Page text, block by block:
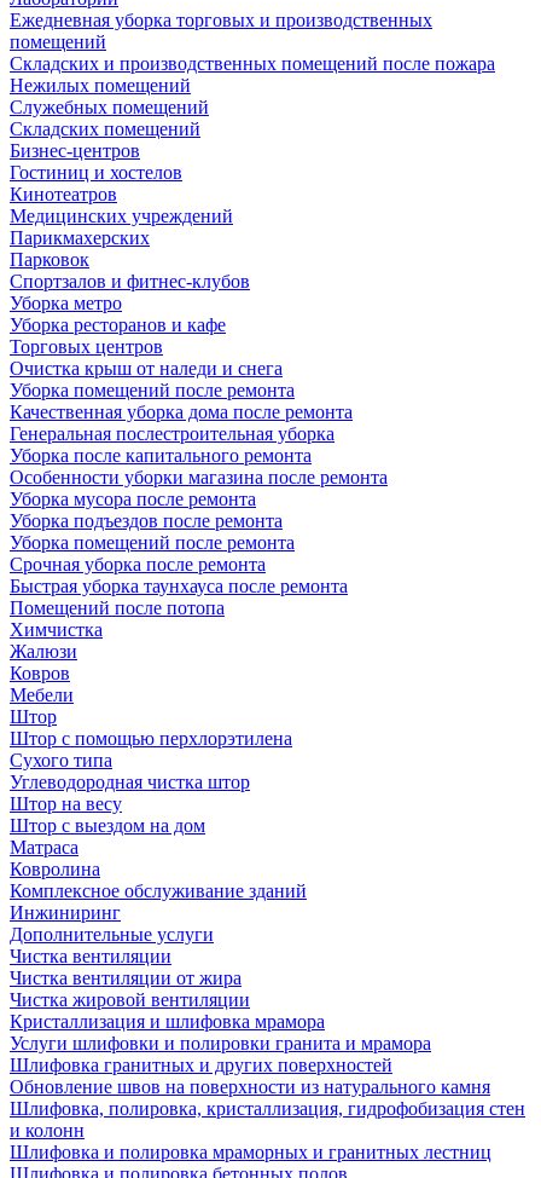
Ежедневная уборка торговых и производственных
помещений
Складских и производственных помещений после пожара
Нежилых помещений
Служебных помещений
Складских помещений
Бизнес-центров
Гостиниц и хостелов
Кинотеатров
Медицинских учреждений
Парикмахерских
Парковок
Спортзалов и фитнес-клубов
Уборка метро
Уборка ресторанов и кафе
Торговых центров
Очистка крыш от наледи и снега
Уборка помещений после ремонта
Качественная уборка дома после ремонта
Генеральная послестроительная уборка
Уборка после капитального ремонта
Особенности уборки магазина после ремонта
Уборка мусора после ремонта
Уборка подъездов после ремонта
Уборка помещений после ремонта
Срочная уборка после ремонта
Быстрая уборка таунхауса после ремонта
Помещений после потопа
Химчистка
Жалюзи
Ковров
Мебели
Штор
Штор с помощью перхлорэтилена
Сухого типа
Углеводородная чистка штор
Штор на весу
Штор с выездом на дом
Матраса
Ковролина
Комплексное обслуживание зданий
Инжиниринг
Дополнительные услуги
Чистка вентиляции
Чистка вентиляции от жира
Чистка жировой вентиляции
Кристаллизация и шлифовка мрамора
Услуги шлифовки и полировки гранита и мрамора
Шлифовка гранитных и других поверхностей
Обновление швов на поверхности из натурального камня
Шлифовка, полировка, кристаллизация, гидрофобизация стен
и колонн
Шлифовка и полировка мраморных и гранитных лестниц
Шлифовка и полировка бетонных полов